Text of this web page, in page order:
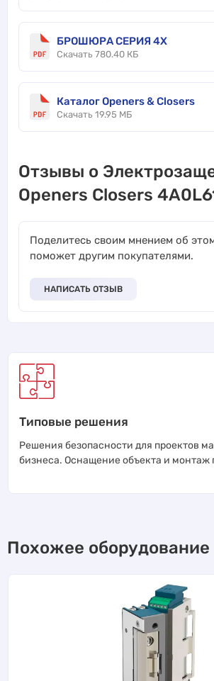
БРОШЮРА СЕРИЯ 4X
Скачать 780.40 КБ
Каталог Openers & Closers
Скачать 19.95 МБ
Отзывы о
Openers Closers
Поделитесь своим мнением об
поможет другим покупателями.
НАПИСАТЬ ОТЗЫВ
Типовые решения
Решения безопасности для проектов
бизнеса. Оснащение объекта и монтаж
Похожее оборудование